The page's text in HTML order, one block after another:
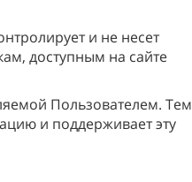
и не несет
доступным на сайте
Пользователем. Тем
и поддерживает эту